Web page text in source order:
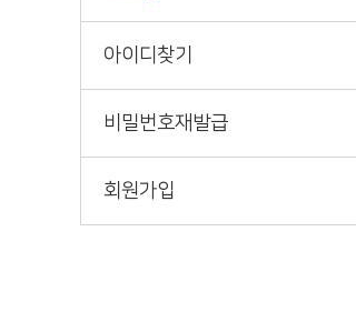
아이디찾기
비밀번호재발급
회원가입